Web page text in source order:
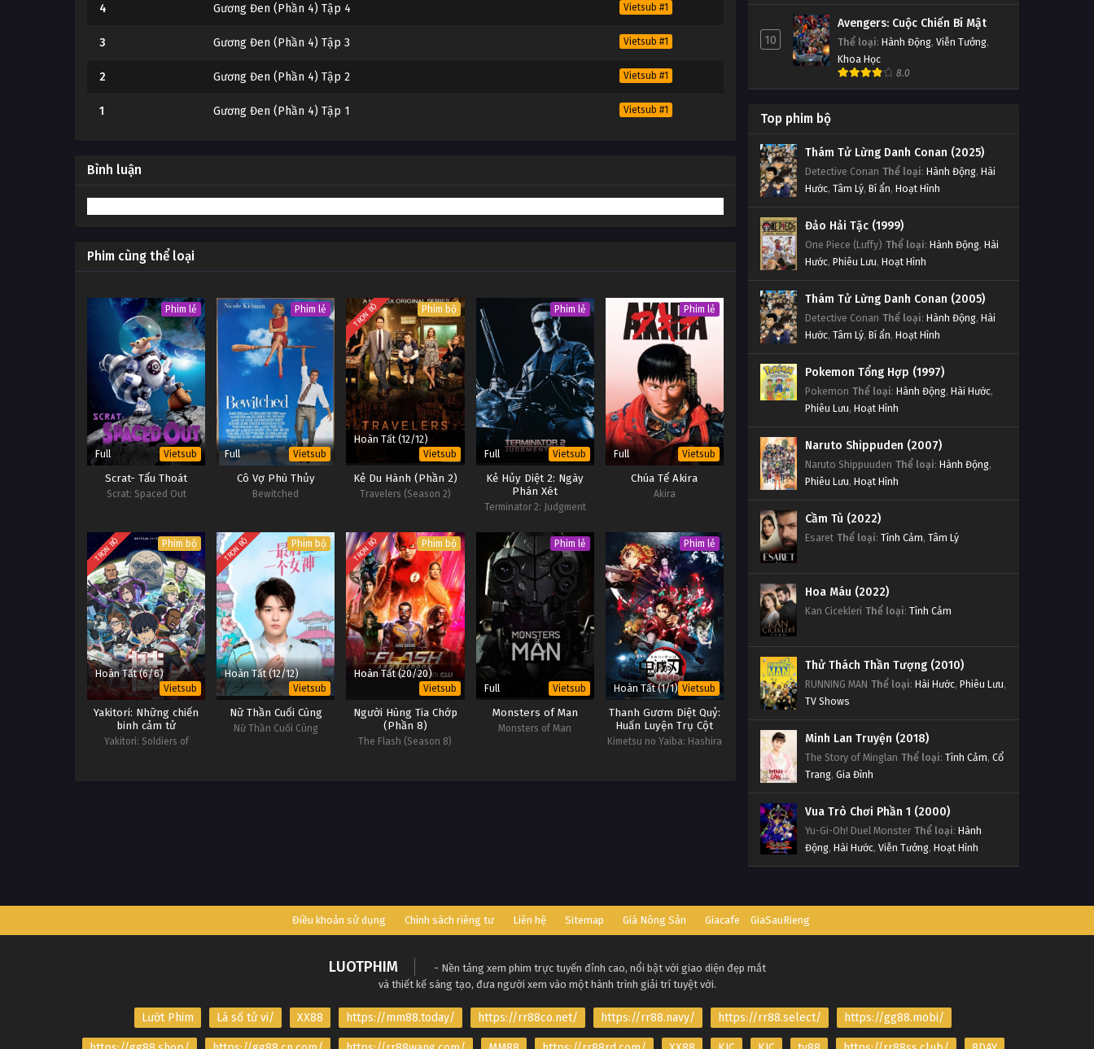
4 Gương Đen (Phần 4) Tập 4 Vietsub #1
3 Gương Đen (Phần 4) Tập 3 Vietsub #1
2 Gương Đen (Phần 4) Tập 2 Vietsub #1
1 Gương Đen (Phần 4) Tập 1 Vietsub #1
Bình luận
Phim cùng thể loại
Phim lẻ
Full Vietsub
Scrat- Tẩu Thoát
Scrat: Spaced Out
Phim lẻ
Full Vietsub
Cô Vợ Phù Thủy
Bewitched
TRỌN BỘ Phim bộ
Hoàn Tất (12/12)
Vietsub
Kẻ Du Hành (Phần 2)
Travelers (Season 2)
Phim lẻ
Full Vietsub
Kẻ Hủy Diệt 2: Ngày
Phán Xét
Terminator 2: Judgment
Phim lẻ
Full Vietsub
Chúa Tể Akira
Akira
TRỌN BỘ Phim bộ
Hoàn Tất (6/6)
Vietsub
Yakitori: Những chiến
binh cảm tử
Yakitori: Soldiers of
TRỌN BỘ Phim bộ
Hoàn Tất (12/12)
Vietsub
Nữ Thần Cuối Cùng
Nữ Thần Cuối Cùng
TRỌN BỘ Phim bộ
Hoàn Tất (20/20)
Vietsub
Người Hùng Tia Chớp
(Phần 8)
The Flash (Season 8)
Phim lẻ
Full Vietsub
Monsters of Man
Monsters of Man
Phim lẻ
Hoàn Tất (1/1) Vietsub
Thanh Gươm Diệt Quỷ:
Huấn Luyện Trụ Cột
Kimetsu no Yaiba: Hashira
10
Avengers: Cuộc Chiến Bí Mật
Thể loại: Hành Động, Viễn Tưởng,
Khoa Học
8.0
Top phim bộ
Thám Tử Lừng Danh Conan (2025)
Detective Conan Thể loại: Hành Động, Hài
Hước, Tâm Lý, Bí ẩn, Hoạt Hình
Đảo Hải Tặc (1999)
One Piece (Luffy) Thể loại: Hành Động, Hài
Hước, Phiêu Lưu, Hoạt Hình
Thám Tử Lừng Danh Conan (2005)
Detective Conan Thể loại: Hành Động, Hài
Hước, Tâm Lý, Bí ẩn, Hoạt Hình
Pokemon Tổng Hợp (1997)
Pokemon Thể loại: Hành Động, Hài Hước,
Phiêu Lưu, Hoạt Hình
Naruto Shippuden (2007)
Naruto Shippuuden Thể loại: Hành Động,
Phiêu Lưu, Hoạt Hình
Cầm Tù (2022)
Esaret Thể loại: Tình Cảm, Tâm Lý
Hoa Máu (2022)
Kan Cicekleri Thể loại: Tình Cảm
Thử Thách Thần Tượng (2010)
RUNNING MAN Thể loại: Hài Hước, Phiêu Lưu,
TV Shows
Minh Lan Truyện (2018)
The Story of Minglan Thể loại: Tình Cảm, Cổ
Trang, Gia Đình
Vua Trò Chơi Phần 1 (2000)
Yu-Gi-Oh! Duel Monster Thể loại: Hành
Động, Hài Hước, Viễn Tưởng, Hoạt Hình
Điều khoản sử dụng Chính sách riêng tư Liên hệ Sitemap Giá Nông Sản Giacafe GiaSauRieng
LUOTPHIM
- Nền tảng xem phim trực tuyến đỉnh cao, nổi bật với giao diện đẹp mắt
và thiết kế sáng tạo, đưa người xem vào một hành trình giải trí tuyệt vời.
Lướt Phim Lá số tử vi/ XX88 https://mm88.today/ https://rr88co.net/ https://rr88.navy/ https://rr88.select/ https://gg88.mobi/